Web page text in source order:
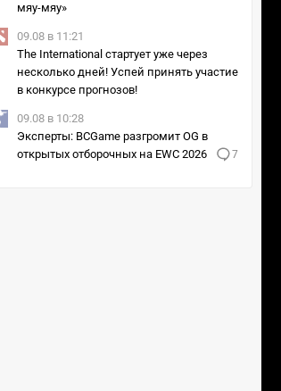
мяу-мяу»
09.08 в 11:21
The International стартует уже через
несколько дней! Успей принять участие
в конкурсе прогнозов!
09.08 в 10:28
Эксперты: BCGame разгромит OG в
открытых отборочных на EWC 2026
7